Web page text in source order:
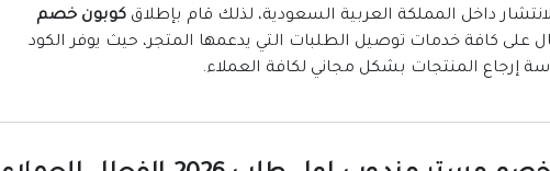
داخل المملكة العربية السعودية، لذلك قام بإطلاق كوبون خصم
على كافة خدمات توصيل الطلبات التي يدعمها المتجر، حيث يوفر الكود
إرجاع المنتجات بشكل مجاني لكافة العملاء.